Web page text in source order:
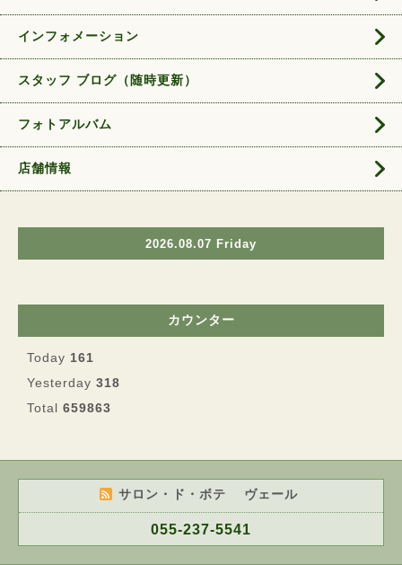
インフォメーション
スタッフ ブログ（随時更新）
フォトアルバム
店舗情報
2026.08.07 Friday
カウンター
Today 161
Yesterday 318
Total 659863
サロン・ド・ボテ ヴェール
055-237-5541